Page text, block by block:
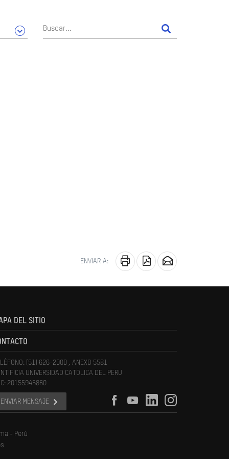
ENVIAR A:
DEL SITIO
(51) 626-2000 , ANEXO 5581
UNIVERSIDAD CATOLICA DEL PERU
20155945860
ENVIAR MENSAJE
- Perú